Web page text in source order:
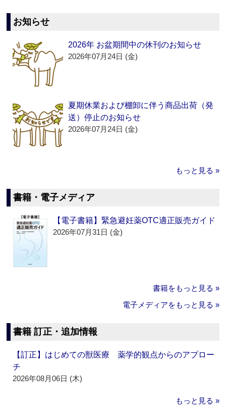
お知らせ
2026年 お盆期間中の休刊のお知らせ
2026年07月24日 (金)
夏期休業および棚卸に伴う商品出荷（発
送）停止のお知らせ
2026年07月24日 (金)
もっと見る »
書籍・電子メディア
【電子書籍】緊急避妊薬OTC適正販売ガイド
2026年07月31日 (金)
書籍をもっと見る »
電子メディアをもっと見る »
書籍 訂正・追加情報
【訂正】はじめての獣医療 薬学的観点からのアプロー
チ
2026年08月06日 (木)
もっと見る »